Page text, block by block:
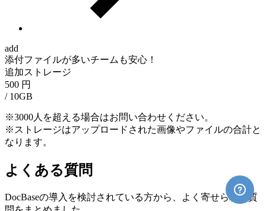
add
添付ファイルが多いチームも安心！
追加ストレージ
500 円
/ 10GB
※3000人を超える場合はお問い合わせください。
※ストレージはアップロードされた画像やファイルの合計と
なります。
よくある質問
DocBaseの導入を検討されている方から、よく寄せられる質